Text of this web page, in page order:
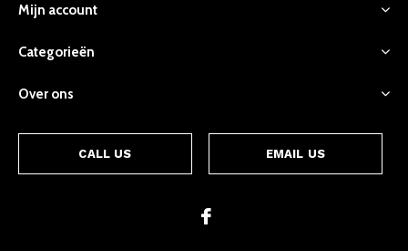
Mijn account
Categorieën
Over ons
CALL US EMAIL US